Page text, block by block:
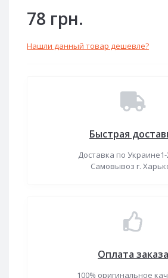
78 грн.
Нашли данный товар дешевле?
Быстрая
Доставка по Украине1-
Самовывоз г.
Оплата заказа
100% оригинальное